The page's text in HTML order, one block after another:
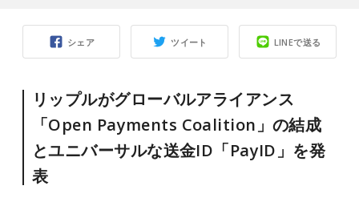
シェア ツイート LINEで送る
リップルがグローバルアライアンス
「Open Payments Coalition」の結成
とユニバーサルな送金ID「PayID」を発
表